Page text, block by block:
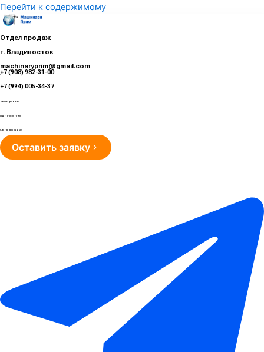
Перейти к содержимому
Отдел продаж
г. Владивосток
machinaryprim@gmail.com
+7 (908) 982-31-00
+7 (994) 005-34-37
Режим работы
Пн - Пт 10:00 - 19:00
Сб - Вс Выходные
Оставить заявку